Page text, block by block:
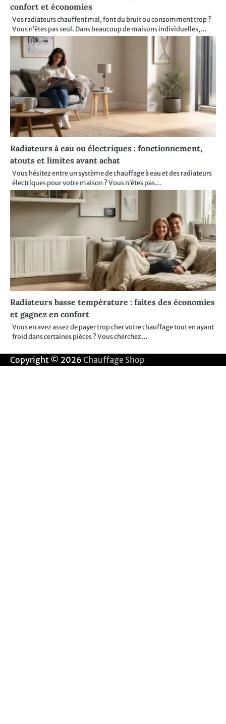
confort et économies
Vos radiateurs chauffent mal, font du bruit ou consomment trop ?
Vous n’êtes pas seul. Dans beaucoup de maisons individuelles,…
Radiateurs à eau ou électriques : fonctionnement,
atouts et limites avant achat
Vous hésitez entre un système de chauffage à eau et des radiateurs
électriques pour votre maison ? Vous n’êtes pas…
Radiateurs basse température : faites des économies
et gagnez en confort
Vous en avez assez de payer trop cher votre chauffage tout en ayant
froid dans certaines pièces ? Vous cherchez…
Copyright © 2026 Chauffage Shop